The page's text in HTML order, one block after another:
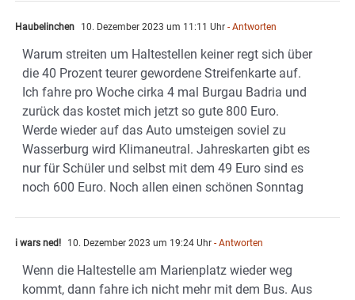
Haubelinchen 10. Dezember 2023 um 11:11 Uhr - Antworten
Warum streiten um Haltestellen keiner regt sich über
die 40 Prozent teurer gewordene Streifenkarte auf.
Ich fahre pro Woche cirka 4 mal Burgau Badria und
zurück das kostet mich jetzt so gute 800 Euro.
Werde wieder auf das Auto umsteigen soviel zu
Wasserburg wird Klimaneutral. Jahreskarten gibt es
nur für Schüler und selbst mit dem 49 Euro sind es
noch 600 Euro. Noch allen einen schönen Sonntag
i wars ned! 10. Dezember 2023 um 19:24 Uhr - Antworten
Wenn die Haltestelle am Marienplatz wieder weg
kommt, dann fahre ich nicht mehr mit dem Bus. Aus